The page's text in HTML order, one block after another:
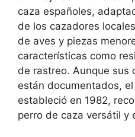
caza españoles,
de los cazadores
de aves y piezas
características como
de rastreo. Aunque sus
están documentados,
estableció en 1982,
perro de caza versátil y